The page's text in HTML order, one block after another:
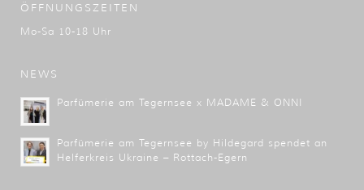
ÖFFNUNGSZEITEN
Mo-Sa 10-18 Uhr
NEWS
Parfümerie am Tegernsee x MADAME & ONNI
Parfümerie am Tegernsee by Hildegard spendet an
Helferkreis Ukraine – Rottach-Egern